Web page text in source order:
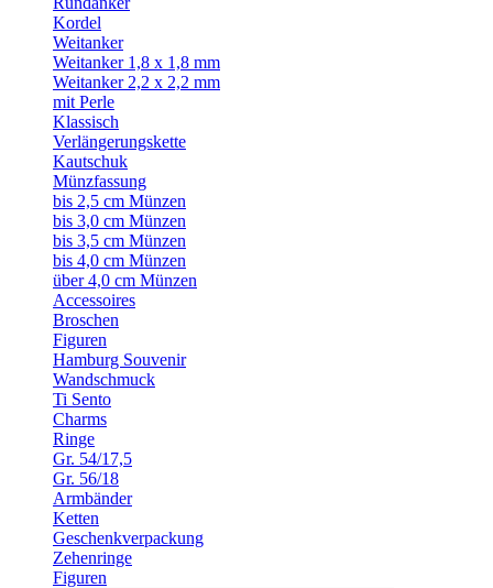
Kordel
Weitanker
Weitanker 1,8 x 1,8 mm
Weitanker 2,2 x 2,2 mm
mit Perle
Klassisch
Verlängerungskette
Kautschuk
Münzfassung
bis 2,5 cm Münzen
bis 3,0 cm Münzen
bis 3,5 cm Münzen
bis 4,0 cm Münzen
über 4,0 cm Münzen
Accessoires
Broschen
Figuren
Hamburg Souvenir
Wandschmuck
Ti Sento
Charms
Ringe
Gr. 54/17,5
Gr. 56/18
Armbänder
Ketten
Geschenkverpackung
Zehenringe
Figuren